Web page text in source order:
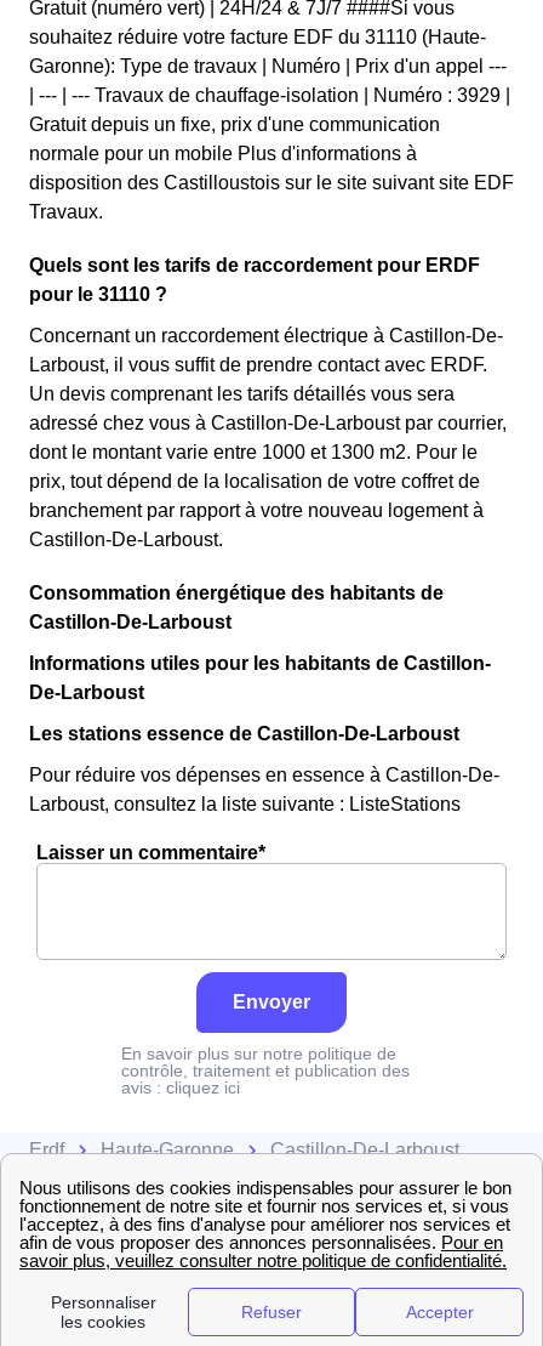
Gratuit (numéro vert) | 24H/24 & 7J/7 ####Si vous
souhaitez réduire votre facture EDF du 31110 (Haute-
Garonne): Type de travaux | Numéro | Prix d'un appel ---
| --- | --- Travaux de chauffage-isolation | Numéro : 3929 |
Gratuit depuis un fixe, prix d'une communication
normale pour un mobile Plus d'informations à
disposition des Castilloustois sur le site suivant site EDF
Travaux.
Quels sont les tarifs de raccordement pour ERDF
pour le 31110 ?
Concernant un raccordement électrique à Castillon-De-
Larboust, il vous suffit de prendre contact avec ERDF.
Un devis comprenant les tarifs détaillés vous sera
adressé chez vous à Castillon-De-Larboust par courrier,
dont le montant varie entre 1000 et 1300 m2. Pour le
prix, tout dépend de la localisation de votre coffret de
branchement par rapport à votre nouveau logement à
Castillon-De-Larboust.
Consommation énergétique des habitants de
Castillon-De-Larboust
Informations utiles pour les habitants de Castillon-
De-Larboust
Les stations essence de Castillon-De-Larboust
Pour réduire vos dépenses en essence à Castillon-De-
Larboust, consultez la liste suivante : ListeStations
Laisser un commentaire*
Envoyer
En savoir plus sur notre politique de
contrôle, traitement et publication des
avis : cliquez ici
Erdf Haute-Garonne Castillon-De-Larboust